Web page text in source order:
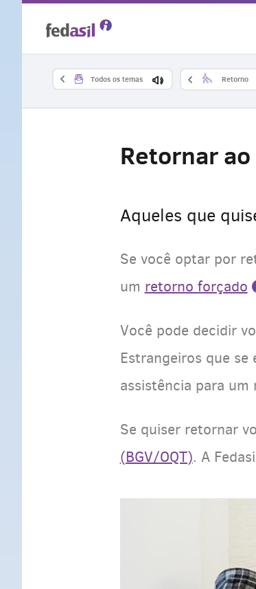
Todos os temas Retorno
Retornar
Aqueles que
Se você optar por
um retorno forçado
Você pode decidir
Estrangeiros que
assistência para
Se quiser retornar
(BGV/OQT). A